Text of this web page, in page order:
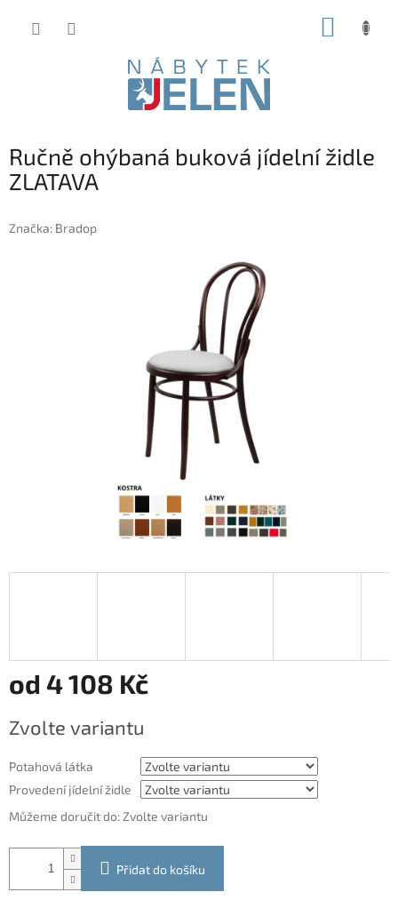
Ručně ohýbaná buková jídelní židle
ZLATAVA
Značka: Bradop
od 4 108 Kč
cena:
Zvolte variantu
Potahová látka
Provedení jídelní židle
Můžeme doručit do: Zvolte variantu
Přidat do košíku